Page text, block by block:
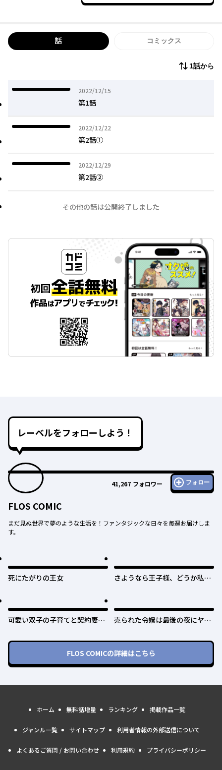
話 コミックス
1話から
2022/12/15
2022年12月15日
第1話
2022/12/22
2022年12月22日
第2話①
2022/12/29
2022年12月29日
第2話②
その他の話は公開終了しました
レーベルをフォローしよう！
41,267 フォロワー フォロー
FLOS COMIC
まだ見ぬ世界で夢のような生活を！ファンタジックな日々を毎週お届けしま
す。
死にたがりの王女
さようなら王子様、どうか私の
可愛い双子の子育てと契約妻は
売られた令嬢は最後の夜にヤリ
ていると、迎えに来たのは激重
王子様でした〜
FLOS COMICの詳細はこちら
ホーム 無料話増量 ランキング 掲載作品一覧
ジャンル一覧 サイトマップ 利用者情報の外部送信について
よくあるご質問 / お問い合わせ 利用規約 プライバシーポリシー